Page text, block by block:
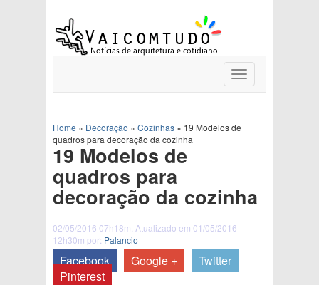
Toggle
navigation
Home » Decoração » Cozinhas » 19 Modelos de
quadros para decoração da cozinha
19 Modelos de
quadros para
decoração da cozinha
02/05/2016 07h18m. Atualizado em 01/05/2016
12h30m por: Palancio
Facebook Google +
Twitter
Pinterest